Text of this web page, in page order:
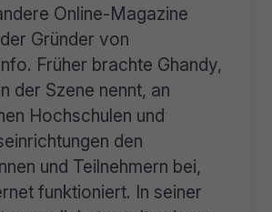
Online-Magazine
Gründer von
Früher brachte Ghandy,
der Szene nennt, an
Hochschulen und
den
und Teilnehmern bei,
funktioniert. In seiner